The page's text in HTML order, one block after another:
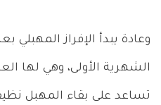
وعادة يبدأ الإفراز المهبلي
الشهرية الأولى، وهي لها
تساعد على بقاء المهبل